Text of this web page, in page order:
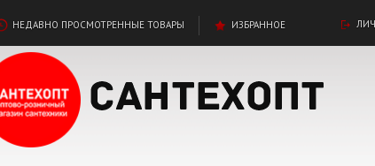
НЕДАВНО ПРОСМОТРЕННЫЕ ТОВАРЫ ИЗБРАННОЕ